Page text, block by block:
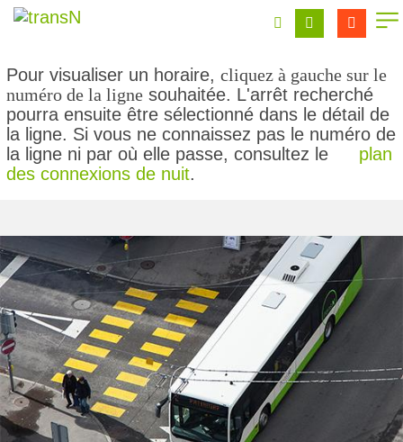
Pour visualiser un horaire,cliquez à gauche sur le
numéro de la ligne souhaitée. L'arrêt recherché
pourra ensuite être sélectionné dans le détail de
la ligne. Si vous ne connaissez pas le numéro de
la ligne ni par où elle passe, consultez le
plan
des connexions de nuit.